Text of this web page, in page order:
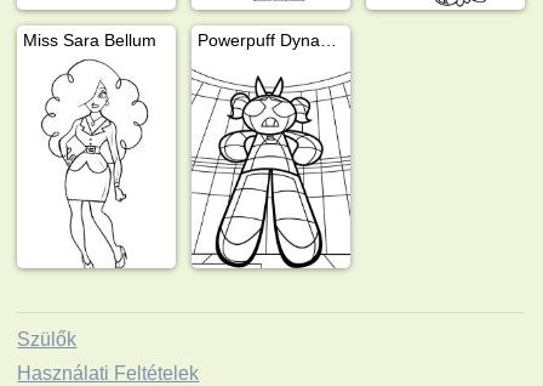
Miss Sara Bellum
Szülők
Használati Feltételek